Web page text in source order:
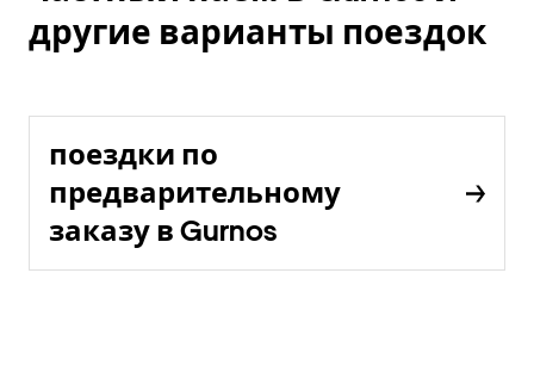
другие варианты поездок
поездки по
предварительному
заказу в Gurnos